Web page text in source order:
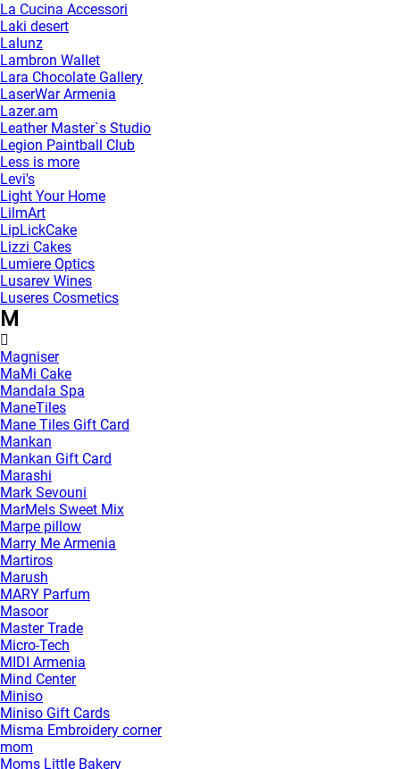
La Cucina Accessori
Laki desert
Lalunz
Lambron Wallet
Lara Chocolate Gallery
LaserWar Armenia
Lazer.am
Leather Master`s Studio
Legion Paintball Club
Less is more
Levi's
Light Your Home
LilmArt
LipLickCake
Lizzi Cakes
Lumiere Optics
Lusarev Wines
Luseres Cosmetics
M
Magniser
MaMi Cake
Mandala Spa
ManeTiles
Mane Tiles Gift Card
Mankan
Mankan Gift Card
Marashi
Mark Sevouni
MarMels Sweet Mix
Marpe pillow
Marry Me Armenia
Martiros
Marush
MARY Parfum
Masoor
Master Trade
Micro-Tech
MIDI Armenia
Mind Center
Miniso
Miniso Gift Cards
Misma Embroidery corner
mom
Moms Little Bakery